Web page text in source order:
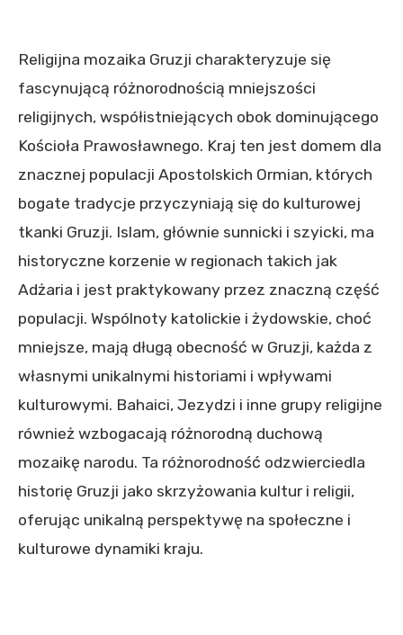
Religijna mozaika Gruzji charakteryzuje się
fascynującą różnorodnością mniejszości
religijnych, współistniejących obok dominującego
Kościoła Prawosławnego. Kraj ten jest domem dla
znacznej populacji Apostolskich Ormian, których
bogate tradycje przyczyniają się do kulturowej
tkanki Gruzji. Islam, głównie sunnicki i szyicki, ma
historyczne korzenie w regionach takich jak
Adżaria i jest praktykowany przez znaczną część
populacji. Wspólnoty katolickie i żydowskie, choć
mniejsze, mają długą obecność w Gruzji, każda z
własnymi unikalnymi historiami i wpływami
kulturowymi. Bahaici, Jezydzi i inne grupy religijne
również wzbogacają różnorodną duchową
mozaikę narodu. Ta różnorodność odzwierciedla
historię Gruzji jako skrzyżowania kultur i religii,
oferując unikalną perspektywę na społeczne i
kulturowe dynamiki kraju.